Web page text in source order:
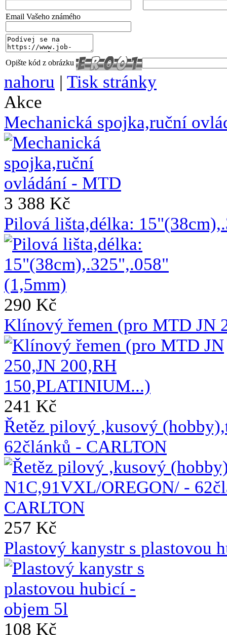
Email Vašeho známého
Opište kód z obrázku
nahoru | Tisk stránky
Akce
Mechanická spojka,ruční
3 388 Kč
Pilová lišta,délka:
290 Kč
Klínový řemen (pro MTD JN
241 Kč
Řetěz pilový ,kusový
62článků - CARLTON
257 Kč
Plastový kanystr s plastovou
108 Kč